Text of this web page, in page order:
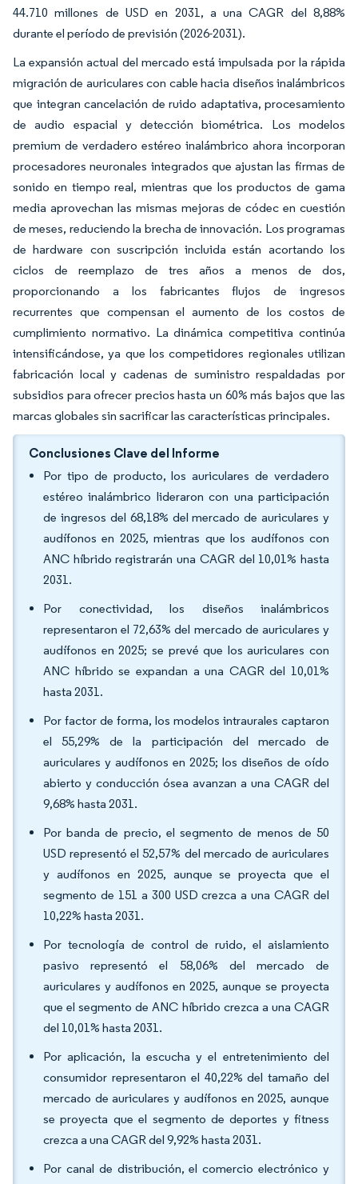
44.710 millones de USD en 2031, a una CAGR del 8,88%
durante el período de previsión (2026-2031).
La expansión actual del mercado está impulsada por la rápida
migración de auriculares con cable hacia diseños inalámbricos
que integran cancelación de ruido adaptativa, procesamiento
de audio espacial y detección biométrica. Los modelos
premium de verdadero estéreo inalámbrico ahora incorporan
procesadores neuronales integrados que ajustan las firmas de
sonido en tiempo real, mientras que los productos de gama
media aprovechan las mismas mejoras de códec en cuestión
de meses, reduciendo la brecha de innovación. Los programas
de hardware con suscripción incluida están acortando los
ciclos de reemplazo de tres años a menos de dos,
proporcionando a los fabricantes flujos de ingresos
recurrentes que compensan el aumento de los costos de
cumplimiento normativo. La dinámica competitiva continúa
intensificándose, ya que los competidores regionales utilizan
fabricación local y cadenas de suministro respaldadas por
subsidios para ofrecer precios hasta un 60% más bajos que las
marcas globales sin sacrificar las características principales.
Conclusiones Clave del Informe
Por tipo de producto, los auriculares de verdadero
estéreo inalámbrico lideraron con una participación
de ingresos del 68,18% del mercado de auriculares y
audífonos en 2025, mientras que los audífonos con
ANC híbrido registrarán una CAGR del 10,01% hasta
2031.
Por conectividad, los diseños inalámbricos
representaron el 72,63% del mercado de auriculares y
audífonos en 2025; se prevé que los auriculares con
ANC híbrido se expandan a una CAGR del 10,01%
hasta 2031.
Por factor de forma, los modelos intraurales captaron
el 55,29% de la participación del mercado de
auriculares y audífonos en 2025; los diseños de oído
abierto y conducción ósea avanzan a una CAGR del
9,68% hasta 2031.
Por banda de precio, el segmento de menos de 50
USD representó el 52,57% del mercado de auriculares
y audífonos en 2025, aunque se proyecta que el
segmento de 151 a 300 USD crezca a una CAGR del
10,22% hasta 2031.
Por tecnología de control de ruido, el aislamiento
pasivo representó el 58,06% del mercado de
auriculares y audífonos en 2025, aunque se proyecta
que el segmento de ANC híbrido crezca a una CAGR
del 10,01% hasta 2031.
Por aplicación, la escucha y el entretenimiento del
consumidor representaron el 40,22% del tamaño del
mercado de auriculares y audífonos en 2025, aunque
se proyecta que el segmento de deportes y fitness
crezca a una CAGR del 9,92% hasta 2031.
Por canal de distribución, el comercio electrónico y